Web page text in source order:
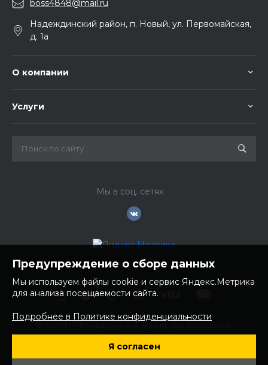
boss4848@mail.ru
Надеждинский район, п. Новый, ул. Первомайская,
д. 1а
О компании
Услуги
Мы в соц. сетях
ИНН: 252100758085
ОГРНИП: 304250236200270
Юр. адрес: 692481 Приморский край, Надеждинский район,
Предупреждение о сборе данных
Мы используем файлы cookie и сервис Яндекс.Метрика
для анализа посещаемости сайта.
Подробнее в Политике конфиденциальности
Я согласен